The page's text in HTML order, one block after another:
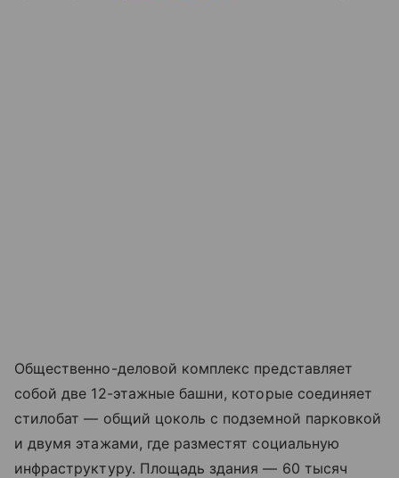
Общественно-деловой комплекс представляет
собой две 12-этажные башни, которые соединяет
стилобат — общий цоколь с подземной парковкой
и двумя этажами, где разместят социальную
инфраструктуру. Площадь здания — 60 тысяч